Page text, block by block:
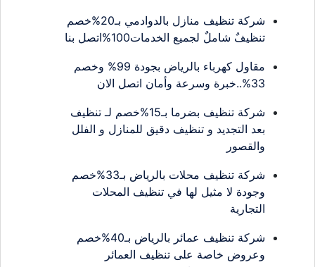
شركة تنظيف منازل بالدوادمي بـ20%خصم
تنظيفٌ شاملٌ لجميع الخدمات100%اتصل بنا
مقاول كهرباء بالرياض بجودة 99% وخصم
33%..خبرة وسرعة وأمان اتصل الان
شركة تنظيف بضرما بـ15%خصم لـ تنظيف
بعد التجديد و تنظيف دقيق للمنازل و الفلل
والقصور
شركة تنظيف محلات بالرياض بـ33%خصم
وجودة لا مثيل لها في تنظيف المحلات
التجارية
شركة تنظيف عمائر بالرياض بـ40%خصم
وعروض خاصة على تنظيف العمائر